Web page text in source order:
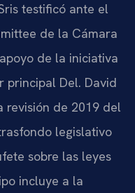
testificó ante el
de la Cámara
de la iniciativa
principal Del. David
revisión de 2019 del
legislativo
sobre las leyes
incluye a la